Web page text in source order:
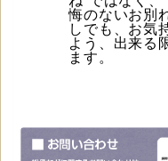
悔のないお別
しでも、お気
よう、出来る
ます。